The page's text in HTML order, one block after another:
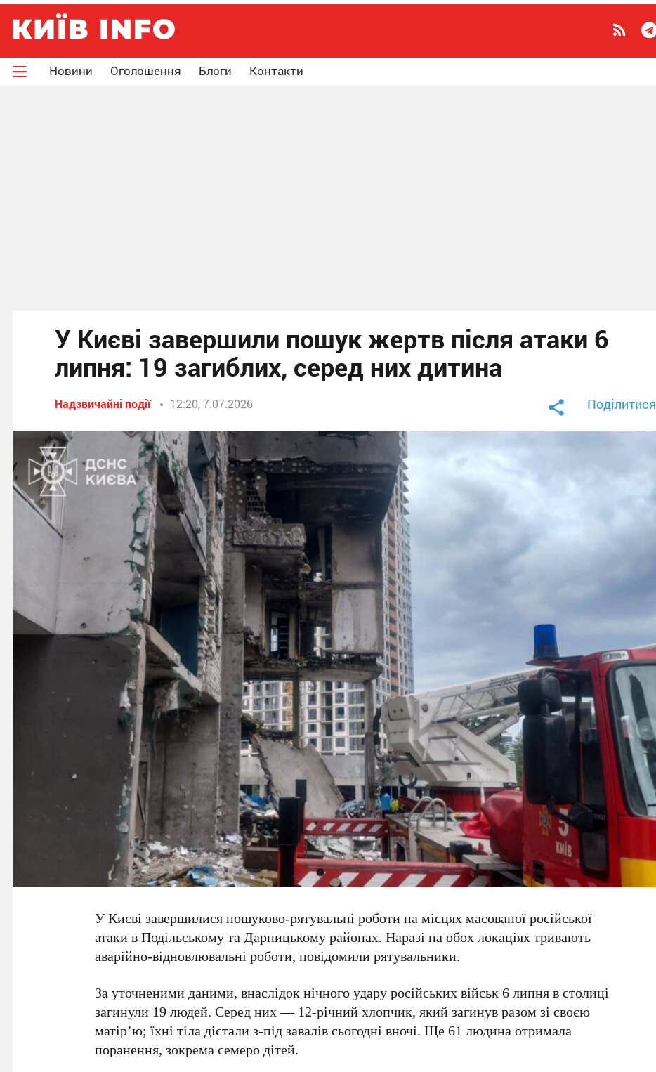
Новини Оголошення Блоги Контакти
У Києві завершили пошук жертв після атаки 6
липня: 19 загиблих, серед них дитина
Надзвичайні події 12:20, 7.07.2026 Поділитися
УКиєві завершилися пошуково-рятувальні роботи на місцях масованої російської
атаки вПодільськомутаДарницькому районах. Наразі на обох локаціях тривають
аварійно-відновлювальні роботи, повідомили рятувальники.
За уточненими даними, внаслідок нічного удару російських військ6 липняв столиці
загинули 19 людей. Серед них —12-річний хлопчик, який загинув разом зі своєю
матір’ю; їхні тіла дістали з-під завалів сьогодні вночі. Ще61 людинаотримала
поранення, зокремасемеро дітей.